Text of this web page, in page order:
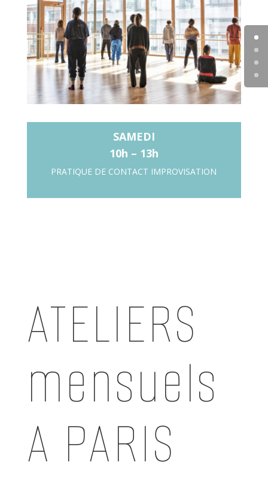
SAMEDI
10h – 13h
PRATIQUE DE CONTACT IMPROVISATION
ATELIERS
mensuels
A PARIS